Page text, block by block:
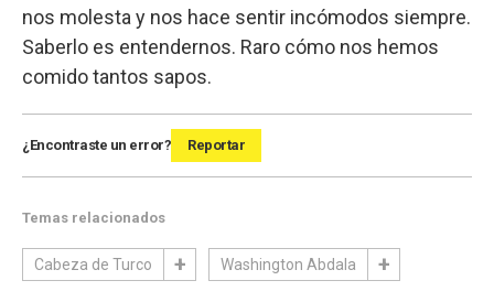
nos molesta y nos hace sentir incómodos siempre.
Saberlo es entendernos. Raro cómo nos hemos
comido tantos sapos.
¿Encontraste un error? Reportar
Temas relacionados
Cabeza de Turco Washington Abdala